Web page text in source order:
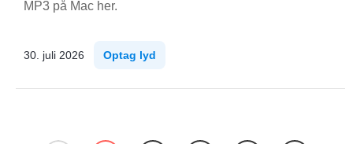
MP3 på Mac her.
30. juli 2026 Optag lyd